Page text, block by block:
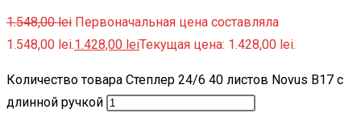
1.548,00lei Первоначальная цена составляла
1.548,00 lei.1.428,00 leiТекущая цена: 1.428,00 lei.
Количество товара Степлер 24/6 40 листов Novus B17 с
длинной ручкой